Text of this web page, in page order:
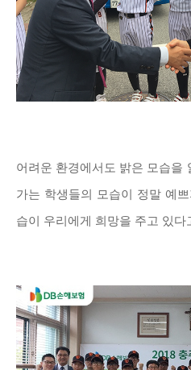
어려운 환경에서도 밝은 모습을
가는 학생들의 모습이 정말 예
습이 우리에게 희망을 주고 있다